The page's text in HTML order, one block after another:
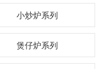
小炒炉系列
煲仔炉系列